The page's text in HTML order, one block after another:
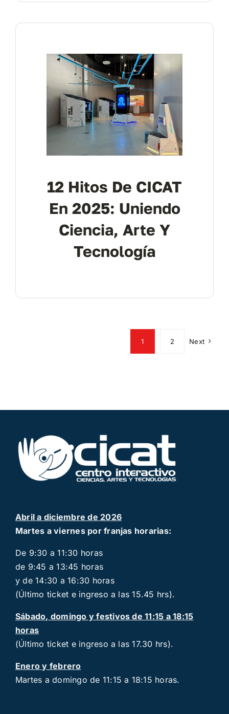
12 Hitos De CICAT
En 2025: Uniendo
Ciencia, Arte Y
Tecnología
1 2 Next
Abril a diciembre de 2026
Martes a viernes por franjas horarias:
De 9:30 a 11:30 horas
de 9:45 a 13:45 horas
y de 14:30 a 16:30 horas
(Último ticket e ingreso a las 15.45 hrs).
Sábado, domingo y festivos de 11:15 a 18:15
horas
(Último ticket e ingreso a las 17.30 hrs).
Enero y febrero
Martes a domingo de 11:15 a 18:15 horas.